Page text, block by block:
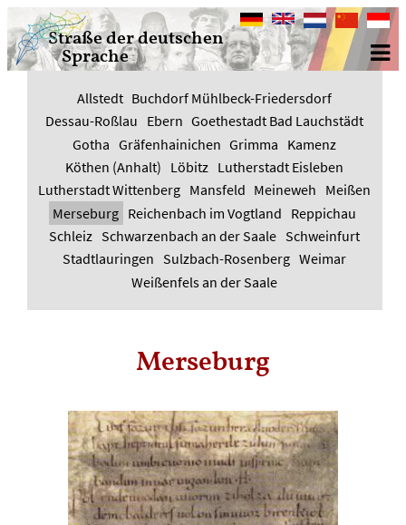
Straße der deutschen
Sprache
DeutschEnglishNederlands
中
Bahasa
Allstedt Buchdorf Mühlbeck-Friedersdorf
Dessau-Roßlau Ebern Goethestadt Bad Lauchstädt
Gotha Gräfenhainichen Grimma Kamenz
Köthen (Anhalt) Löbitz Lutherstadt Eisleben
Lutherstadt Wittenberg Mansfeld Meineweh Meißen
Merseburg Reichenbach im Vogtland Reppichau
Schleiz Schwarzenbach an der Saale Schweinfurt
Stadtlauringen Sulzbach-Rosenberg Weimar
Weißenfels an der Saale
Merseburg